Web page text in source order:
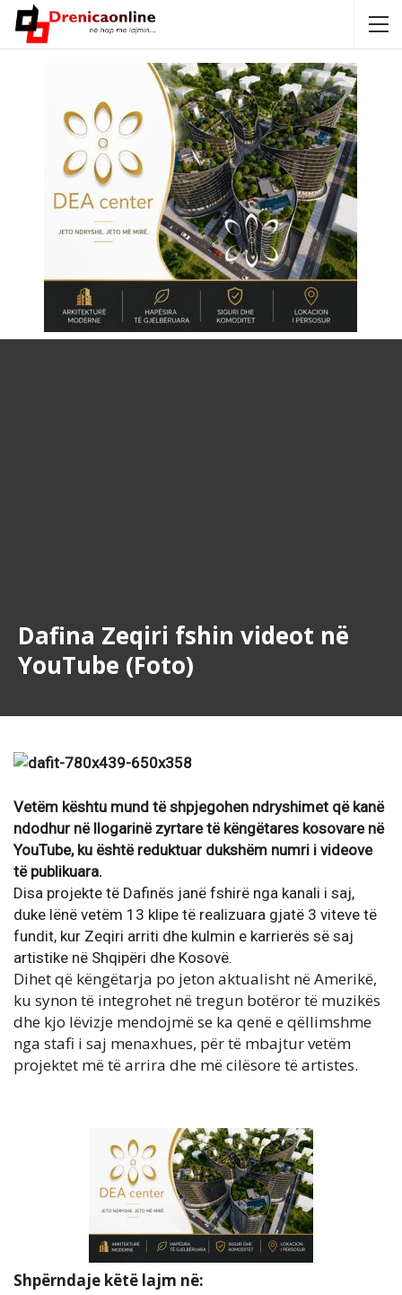
Dafina Zeqiri fshin videot në
YouTube (Foto)
Vetëm kështu mund të shpjegohen ndryshimet që kanë
ndodhur në llogarinë zyrtare të këngëtares kosovare në
YouTube, ku është reduktuar dukshëm numri i videove
të publikuara.
Disa projekte të Dafinës janë fshirë nga kanali i saj,
duke lënë vetëm 13 klipe të realizuara gjatë 3 viteve të
fundit, kur Zeqiri arriti dhe kulmin e karrierës së saj
artistike në Shqipëri dhe Kosovë.
Dihet që këngëtarja po jeton aktualisht në Amerikë,
ku synon të integrohet në tregun botëror të muzikës
dhe kjo lëvizje mendojmë se ka qenë e qëllimshme
nga stafi i saj menaxhues, për të mbajtur vetëm
projektet më të arrira dhe më cilësore të artistes.
Shpërndaje këtë lajm në: